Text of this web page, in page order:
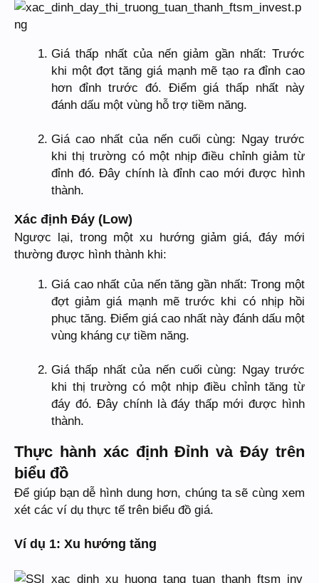
Giá thấp nhất của nến giảm gần nhất: Trước
khi một đợt tăng giá mạnh mẽ tạo ra đỉnh cao
hơn đỉnh trước đó. Điểm giá thấp nhất này
đánh dấu một vùng hỗ trợ tiềm năng.
Giá cao nhất của nến cuối cùng: Ngay trước
khi thị trường có một nhịp điều chỉnh giảm từ
đỉnh đó. Đây chính là đỉnh cao mới được hình
thành.
Xác định Đáy (Low)
Ngược lại, trong một xu hướng giảm giá, đáy mới
thường được hình thành khi:
Giá cao nhất của nến tăng gần nhất: Trong một
đợt giảm giá mạnh mẽ trước khi có nhịp hồi
phục tăng. Điểm giá cao nhất này đánh dấu một
vùng kháng cự tiềm năng.
Giá thấp nhất của nến cuối cùng: Ngay trước
khi thị trường có một nhịp điều chỉnh tăng từ
đáy đó. Đây chính là đáy thấp mới được hình
thành.
Thực hành xác định Đỉnh và Đáy trên
biểu đồ
Để giúp bạn dễ hình dung hơn, chúng ta sẽ cùng xem
xét các ví dụ thực tế trên biểu đồ giá.
Ví dụ 1: Xu hướng tăng